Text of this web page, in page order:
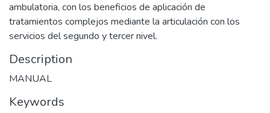
ambulatoria, con los beneficios de aplicación de
tratamientos complejos mediante la articulación con los
servicios del segundo y tercer nivel.
Description
MANUAL
Keywords